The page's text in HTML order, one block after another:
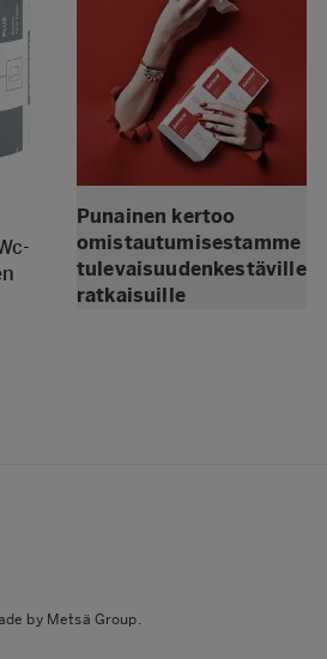
Punainen kertoo
omistautumisestamme
tulevaisuudenkestäville
ratkaisuille
by Metsä Group.